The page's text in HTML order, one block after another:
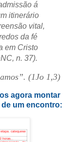
á
itinerário
vital,
da fé
em Cristo
n. 37).
(1Jo 1,3)
agora montar
um encontro: